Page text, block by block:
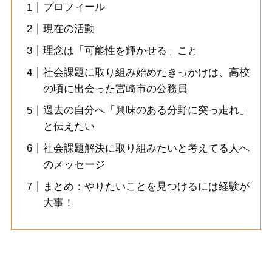
プロフィール
現在の活動
理念は「可能性を輝かせる」こと
社会課題に取り組み始めたきっかけは、高校
の頃に出会った宮崎市の公務員
過去の自分へ「興味のある分野に突っ走れ」
と伝えたい
社会課題解決に取り組みたいと考えてる人へ
のメッセージ
まとめ：やりたいことを見つけるには経験が
大事！